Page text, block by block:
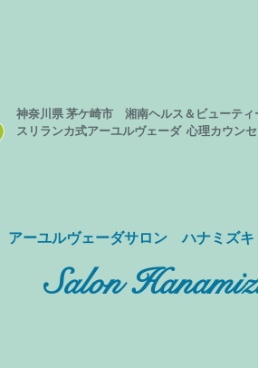
神奈川県 茅ケ崎市 湘南ヘルス＆ビューティ
スリランカ式アーユルヴェーダ 心理カウン
​アーユルヴェーダサロン ハナミズキ
Salon